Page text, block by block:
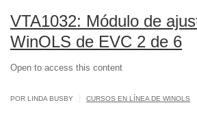
VTA1032: Módulo de
WinOLS de EVC 2 de 6
Open to access this content
POR LINDA BUSBY CURSOS EN LÍNEA DE WINOLS